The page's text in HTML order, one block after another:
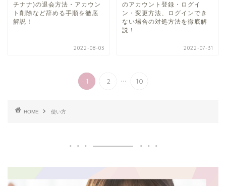
チナナ)の退会方法・アカウン
ト削除など辞める手順を徹底
解説！
2022-08-03
のアカウント登録・ログイ
ン・変更方法、ログインでき
ない場合の対処方法を徹底解
説！
2022-07-31
1 2 ... 10
HOME 使い方